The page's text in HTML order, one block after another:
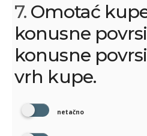
7. Omotać
konusne
konusne
vrh kupe.
netačno